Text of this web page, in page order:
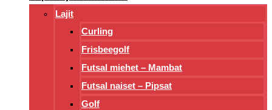
Lajit
Curling
Frisbeegolf
Futsal miehet – Mambat
Futsal naiset – Pipsat
Golf